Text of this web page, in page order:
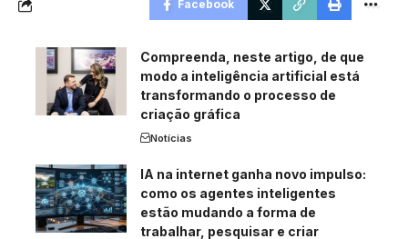
Facebook
Compreenda, neste artigo, de que
modo a inteligência artificial está
transformando o processo de
criação gráfica
Notícias
IA na internet ganha novo impulso:
como os agentes inteligentes
estão mudando a forma de
trabalhar, pesquisar e criar